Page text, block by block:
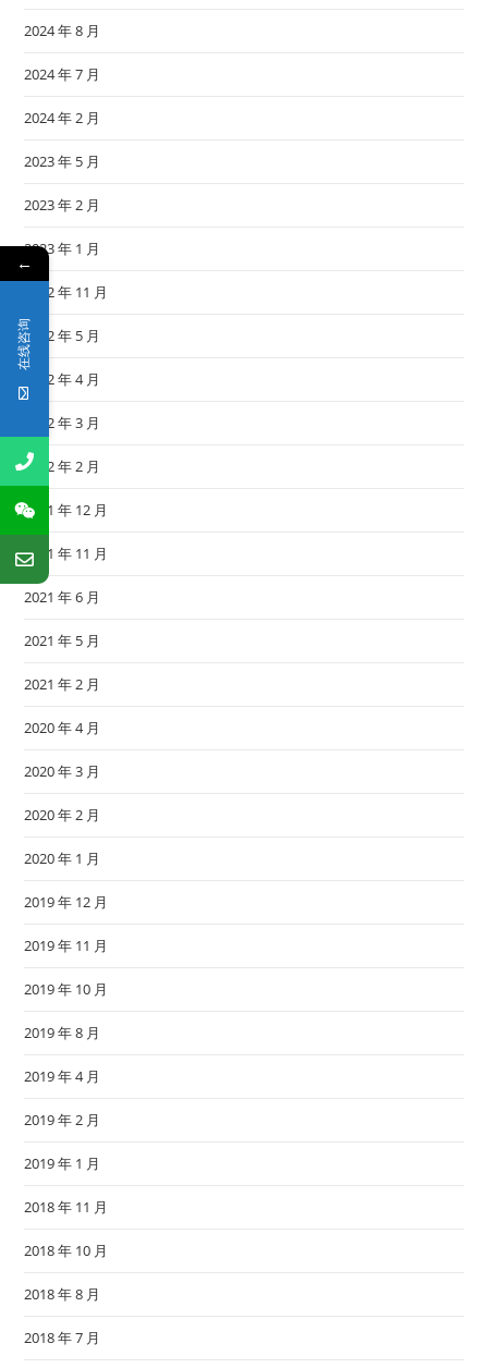
2024 年 8 月
2024 年 7 月
2024 年 2 月
2023 年 5 月
2023 年 2 月
2023 年 1 月
2022 年 11 月
2022 年 5 月
2022 年 4 月
2022 年 3 月
2022 年 2 月
2021 年 12 月
2021 年 11 月
2021 年 6 月
2021 年 5 月
2021 年 2 月
2020 年 4 月
2020 年 3 月
2020 年 2 月
2020 年 1 月
2019 年 12 月
2019 年 11 月
2019 年 10 月
2019 年 8 月
2019 年 4 月
2019 年 2 月
2019 年 1 月
2018 年 11 月
2018 年 10 月
2018 年 8 月
2018 年 7 月
←
在线咨询